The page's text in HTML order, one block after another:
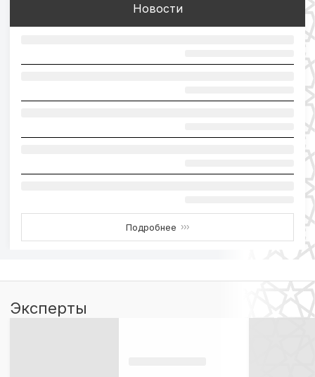
Новости
Подробнее ›››
Эксперты